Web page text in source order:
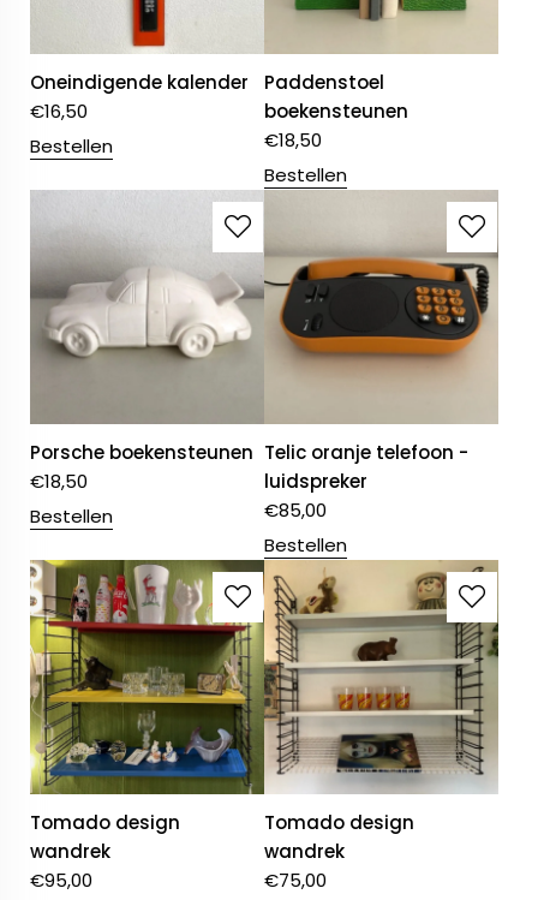
Oneindigende kalender
€16,50
Bestellen
Paddenstoel
boekensteunen
€18,50
Bestellen
Porsche boekensteunen
€18,50
Bestellen
Telic oranje telefoon -
luidspreker
€85,00
Bestellen
Tomado design
wandrek
€95,00
Tomado design
wandrek
€75,00